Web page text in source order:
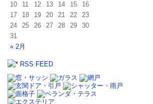
« 2月
10
11 12 13 14 15
16
17
18 19 20 21 22
23
24
25 26 27 28 29
30
31
RSS FEED